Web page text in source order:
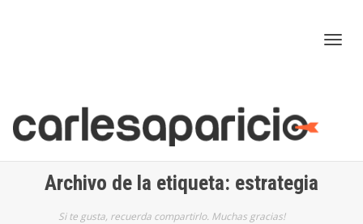
Archivo de la etiqueta: estrategia
Si te gusta, recuerda compartirlo. Muchas gracias!